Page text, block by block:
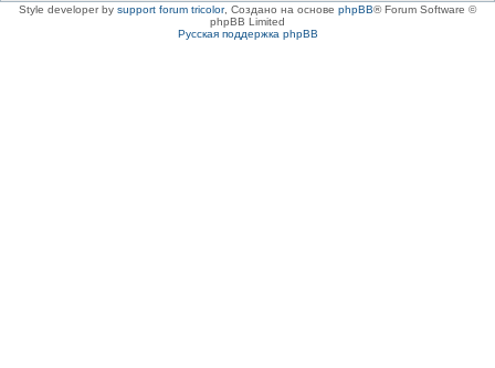
Style developer by support forum tricolor, Создано на основе phpBB® Forum Software ©
phpBB Limited
Русская поддержка phpBB